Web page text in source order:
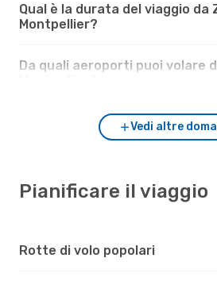
Qual è la durata del viaggio da
Montpellier?
Da quali aeroporti puoi volare
Vedi altre
Pianificare il viaggio
Rotte di volo popolari